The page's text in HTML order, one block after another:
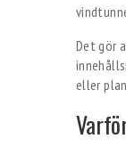
Det gör
eller